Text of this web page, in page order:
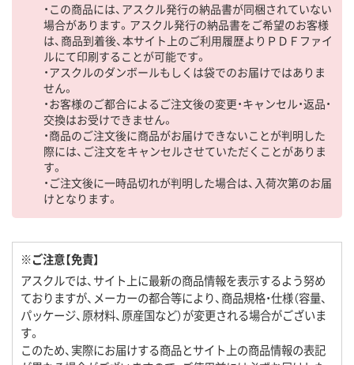
・この商品には、アスクル発行の納品書が同梱されていない
場合があります。アスクル発行の納品書をご希望のお客様
は、商品到着後、本サイト上のご利用履歴よりＰＤＦファイ
ルにて印刷することが可能です。
・アスクルのダンボールもしくは袋でのお届けではありま
せん。
・お客様のご都合によるご注文後の変更・キャンセル・返品・
交換はお受けできません。
・商品のご注文後に商品がお届けできないことが判明した
際には、ご注文をキャンセルさせていただくことがありま
す。
・ご注文後に一時品切れが判明した場合は、入荷次第のお届
けとなります。
※ご注意【免責】
アスクルでは、サイト上に最新の商品情報を表示するよう努め
ておりますが、メーカーの都合等により、商品規格・仕様（容量、
パッケージ、原材料、原産国など）が変更される場合がございま
す。
このため、実際にお届けする商品とサイト上の商品情報の表記